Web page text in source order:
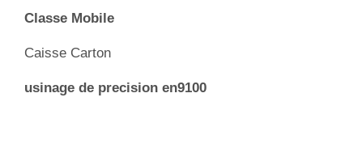
Classe Mobile
Caisse Carton
usinage de precision en9100